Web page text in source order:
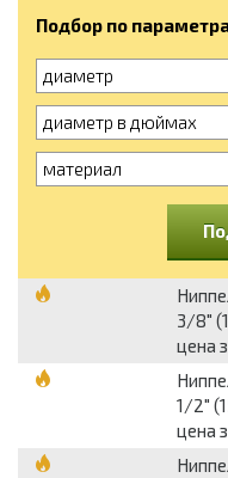
Подбор по
диаметр
диаметр в дюймах
материал
3/8"
цена
1/2"
цена